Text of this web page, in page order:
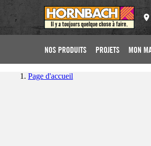
NOS PRODUITS PROJETS MON
Page d'accueil